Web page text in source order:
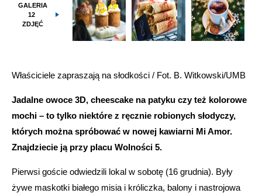
GALERIA
12
ZDJĘĆ
Właściciele zapraszają na słodkości / Fot. B. Witkowski/UMB
Jadalne owoce 3D, cheescake na patyku czy też kolorowe
mochi – to tylko niektóre z ręcznie robionych słodyczy,
których można spróbować w nowej kawiarni Mi Amor.
Znajdziecie ją przy placu Wolności 5.
Pierwsi goście odwiedzili lokal w sobotę (16 grudnia). Były
żywe maskotki białego misia i króliczka, balony i nastrojowa